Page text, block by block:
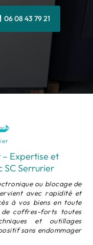
06 08 43 79 21
Expertise et
SC Serrurier
ou blocage de
avec rapidité et
à vos biens en toute
de coffres-forts toutes
et outillages
sans endommager